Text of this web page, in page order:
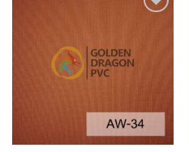
Wishlist